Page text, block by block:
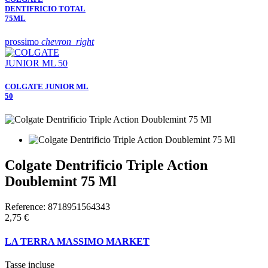
DENTIFRICIO TOTAL
75ML
prossimo chevron_right
COLGATE JUNIOR ML
50
Colgate Dentrificio Triple Action
Doublemint 75 Ml
Reference: 8718951564343
2,75 €
LA TERRA MASSIMO MARKET
Tasse incluse